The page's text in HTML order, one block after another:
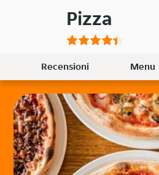
Pizza
Recensioni Menu